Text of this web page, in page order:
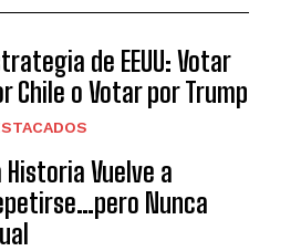
de EEUU: Votar
Chile o Votar por Trump
Historia Vuelve a
Nunca